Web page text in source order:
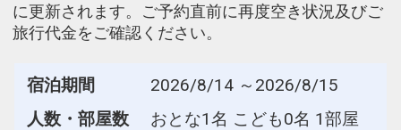
に更新されます。ご予約直前に再度空き状況及びご
旅行代金をご確認ください。
宿泊期間
2026/8/14 ～2026/8/15
人数・部屋数
おとな1名 こども0名 1部屋